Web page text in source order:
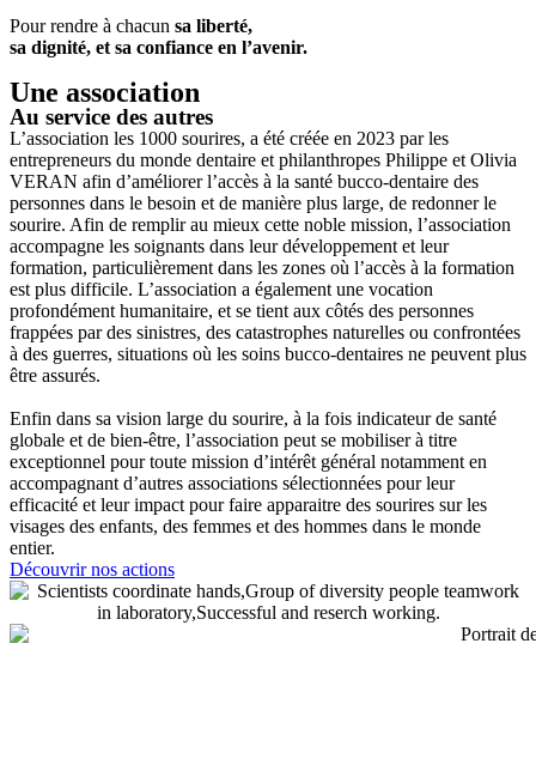
Pour rendre à chacun sa liberté,
sa dignité, et sa confiance en l’avenir.
Une association
Au service des autres
L’association les 1000 sourires, a été créée en 2023 par les
entrepreneurs du monde dentaire et philanthropes Philippe et Olivia
VERAN afin d’améliorer l’accès à la santé bucco-dentaire des
personnes dans le besoin et de manière plus large, de redonner le
sourire. Afin de remplir au mieux cette noble mission, l’association
accompagne les soignants dans leur développement et leur
formation, particulièrement dans les zones où l’accès à la formation
est plus difficile. L’association a également une vocation
profondément humanitaire, et se tient aux côtés des personnes
frappées par des sinistres, des catastrophes naturelles ou confrontées
à des guerres, situations où les soins bucco-dentaires ne peuvent plus
être assurés.
Enfin dans sa vision large du sourire, à la fois indicateur de santé
globale et de bien-être, l’association peut se mobiliser à titre
exceptionnel pour toute mission d’intérêt général notamment en
accompagnant d’autres associations sélectionnées pour leur
efficacité et leur impact pour faire apparaitre des sourires sur les
visages des enfants, des femmes et des hommes dans le monde
entier.
Découvrir nos actions